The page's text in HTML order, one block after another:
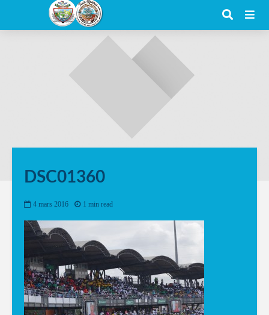
DSC01360
4 mars 2016 1 min read